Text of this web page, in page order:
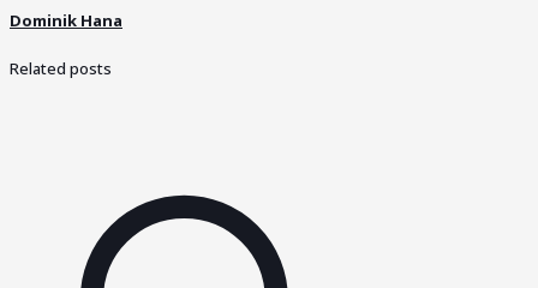
Dominik Hana
Related posts